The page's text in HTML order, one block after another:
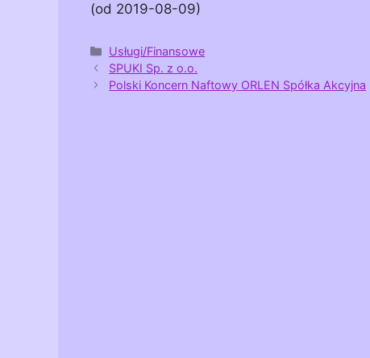
(od 2019-08-09)
Kategorie
Usługi/Finansowe
SPUKI Sp. z o.o.
Polski Koncern Naftowy ORLEN Spółka Akcyjna